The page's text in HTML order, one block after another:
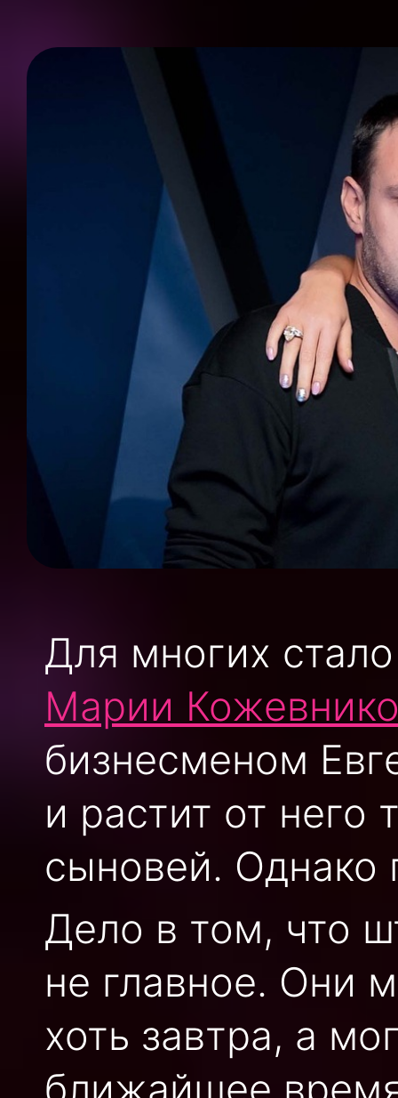
Для многих
Марии
бизнесменом
и растит от него
сыновей. Однако
Дело в том, что
не главное. Они
хоть завтра, а